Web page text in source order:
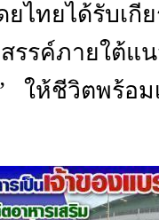
ไทยได้รับเกีย
รรค์ภายใต้แ
ให้ชีวิตพร้อม